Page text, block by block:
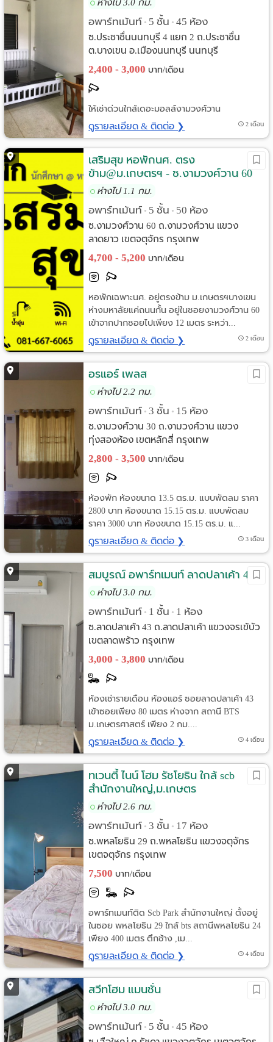
ห่างไป 3.0 กม.
อพาร์ทเม้นท์ • 5 ชั้น • 45 ห้อง
ซ.ประชาชื่นนนทบุรี 4 แยก 2 ถ.ประชาชื่น
ต.บางเขน อ.เมืองนนทบุรี นนทบุรี
2,400 - 3,000 บาท/เดือน
ให้เช่าด่วนใกล้เดอะมอลล์งามวงศ์วาน
ดูรายละเอียด & ติดต่อ ❯ 2 เดือน
เสริมสุข หอพักนศ. ตรง
ข้าม@ม.เกษตรฯ - ซ.งามวงศ์วาน 60
ห่างไป 1.1 กม.
อพาร์ทเม้นท์ • 5 ชั้น • 50 ห้อง
ซ.งามวงศ์วาน 60 ถ.งามวงศ์วาน แขวง
ลาดยาว เขตจตุจักร กรุงเทพ
4,700 - 5,200 บาท/เดือน
หอพักเฉพาะนศ. อยู่ตรงข้าม ม.เกษตรฯบางเขน
ห่างมหาลัยแค่ถนนกั้น อยู่ในซอยงามวงศ์วาน 60
เข้าจากปากซอยไปเพียง 12 เมตร ระหว่า...
ดูรายละเอียด & ติดต่อ ❯ 2 เดือน
อรแอร์ เพลส
ห่างไป 2.2 กม.
อพาร์ทเม้นท์ • 3 ชั้น • 15 ห้อง
ซ.งามวงศ์วาน 30 ถ.งามวงศ์วาน แขวง
ทุ่งสองห้อง เขตหลักสี่ กรุงเทพ
2,800 - 3,500 บาท/เดือน
ห้องพัก ห้องขนาด 13.5 ตร.ม. แบบพัดลม ราคา
2800 บาท ห้องขนาด 15.15 ตร.ม. แบบพัดลม
ราคา 3000 บาท ห้องขนาด 15.15 ตร.ม. แ...
ดูรายละเอียด & ติดต่อ ❯ 3 เดือน
สมบูรณ์ อพาร์ทเมนท์ ลาดปลาเค้า 43
ห่างไป 3.0 กม.
อพาร์ทเม้นท์ • 1 ชั้น • 1 ห้อง
ซ.ลาดปลาเค้า 43 ถ.ลาดปลาเค้า แขวงจรเข้บัว
เขตลาดพร้าว กรุงเทพ
3,000 - 3,800 บาท/เดือน
ห้องเช่ารายเดือน ห้องแอร์ ซอยลาดปลาเค้า 43
เข้าซอยเพียง 80 เมตร ห่างจาก สถานี BTS
ม.เกษตรศาสตร์ เพียง 2 กม....
ดูรายละเอียด & ติดต่อ ❯ 4 เดือน
ทเวนตี้ ไนน์ โฮม รัชโยธิน ใกล้ scb
สำนักงานใหญ่,ม.เกษตร
ห่างไป 2.6 กม.
อพาร์ทเม้นท์ • 3 ชั้น • 17 ห้อง
ซ.พหลโยธิน 29 ถ.พหลโยธิน แขวงจตุจักร
เขตจตุจักร กรุงเทพ
7,500 บาท/เดือน
อพาร์ทเมนท์ติด Scb Park สำนักงานใหญ่ ตั้งอยู่
ในซอย พหลโยธิน 29 ใกล้ bts สถานีพหลโยธิน 24
เพียง 400 เมตร ตึกช้าง ,เม...
ดูรายละเอียด & ติดต่อ ❯ 4 เดือน
สวีทโฮม แมนชั่น
ห่างไป 3.0 กม.
อพาร์ทเม้นท์ • 5 ชั้น • 45 ห้อง